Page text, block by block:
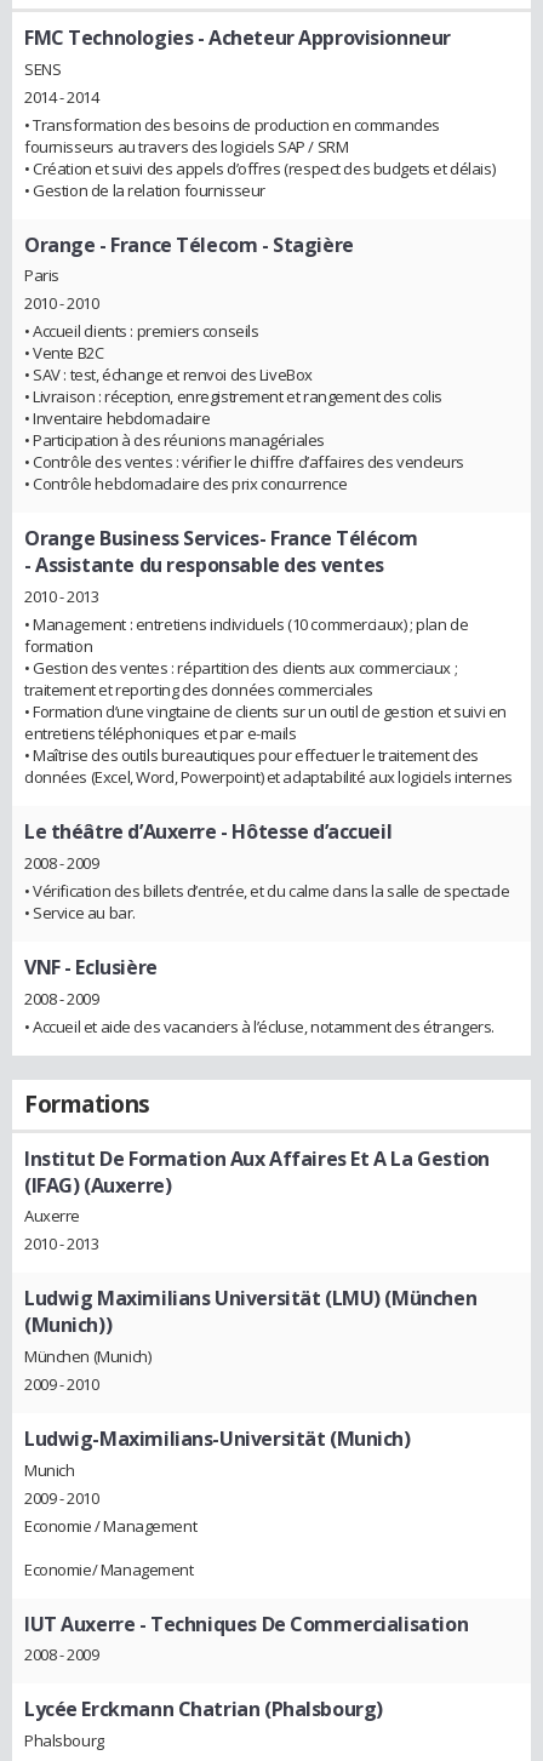
FMC Technologies- Acheteur Approvisionneur
SENS
2014 - 2014
• Transformation des besoins de production en commandes
fournisseurs au travers des logiciels SAP / SRM
• Création et suivi des appels d’offres (respect des budgets et délais)
• Gestion de la relation fournisseur
Orange - France Télecom - Stagière
Paris
2010 - 2010
• Accueil clients : premiers conseils
• Vente B2C
• SAV : test, échange et renvoi des LiveBox
• Livraison : réception, enregistrement et rangement des colis
• Inventaire hebdomadaire
• Participation à des réunions managériales
• Contrôle des ventes : vérifier le chiffre d’affaires des vendeurs
• Contrôle hebdomadaire des prix concurrence
Orange Business Services- France Télécom
- Assistante du responsable des ventes
2010 - 2013
• Management : entretiens individuels (10 commerciaux) ; plan de
formation
• Gestion des ventes : répartition des clients aux commerciaux ;
traitement et reporting des données commerciales
• Formation d’une vingtaine de clients sur un outil de gestion et suivi en
entretiens téléphoniques et par e-mails
• Maîtrise des outils bureautiques pour effectuer le traitement des
données (Excel, Word, Powerpoint) et adaptabilité aux logiciels internes
Le théâtre d’Auxerre - Hôtesse d’accueil
2008 - 2009
• Vérification des billets d’entrée, et du calme dans la salle de spectacle
• Service au bar.
VNF- Eclusière
2008 - 2009
• Accueil et aide des vacanciers à l’écluse, notamment des étrangers.
Formations
Institut De Formation Aux Affaires Et A La Gestion
(IFAG) (Auxerre)
Auxerre
2010 - 2013
Ludwig Maximilians Universität (LMU) (München
(Munich))
München (Munich)
2009 - 2010
Ludwig-Maximilians-Universität (Munich)
Munich
2009 - 2010
Economie / Management
Economie/ Management
IUT Auxerre - Techniques De Commercialisation
2008 - 2009
Lycée Erckmann Chatrian (Phalsbourg)
Phalsbourg